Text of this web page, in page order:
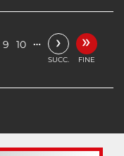
9 10 … ›
SUCC.
»
FINE